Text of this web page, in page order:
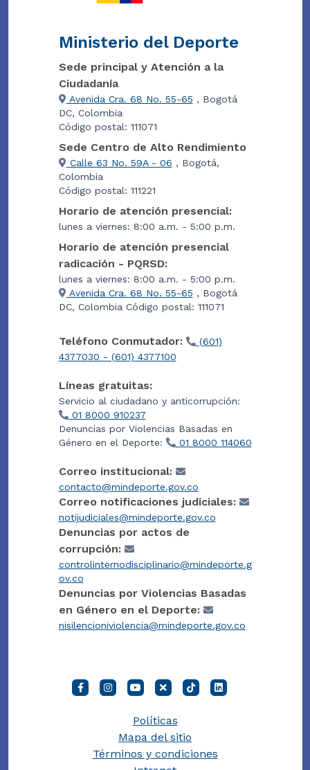
Ministerio del Deporte
Sede principal y Atención a la
Ciudadanía
Avenida Cra. 68 No. 55-65 , Bogotá
DC, Colombia
Código postal: 111071
Sede Centro de Alto Rendimiento
Calle 63 No. 59A - 06 , Bogotá,
Colombia
Código postal: 111221
Horario de atención presencial:
lunes a viernes: 8:00 a.m. - 5:00 p.m.
Horario de atención presencial
radicación - PQRSD:
lunes a viernes: 8:00 a.m. - 5:00 p.m.
Avenida Cra. 68 No. 55-65 , Bogotá
DC, Colombia Código postal: 111071
Teléfono Conmutador:
(601)
4377030 - (601) 4377100
Líneas gratuitas:
Servicio al ciudadano y anticorrupción:
01 8000 910237
Denuncias por Violencias Basadas en
Género en el Deporte:
01 8000 114060
Correo institucional:
contacto@mindeporte.gov.co
Correo notificaciones judiciales:
notijudiciales@mindeporte.gov.co
Denuncias por actos de
corrupción:
controlinternodisciplinario@mindeporte.g
ov.co
Denuncias por Violencias Basadas
en Género en el Deporte:
nisilencioniviolencia@mindeporte.gov.co
Políticas
Mapa del sitio
Términos y condiciones